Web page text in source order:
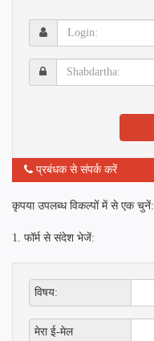
Login:
Shabdartha:
प्रबंधक से संपर्क करें
कृपया उपलब्ध विकल्पों में से एक चुनें:
1. फॉर्म से संदेश भेजें:
विषय:
मेरा ई-मेल